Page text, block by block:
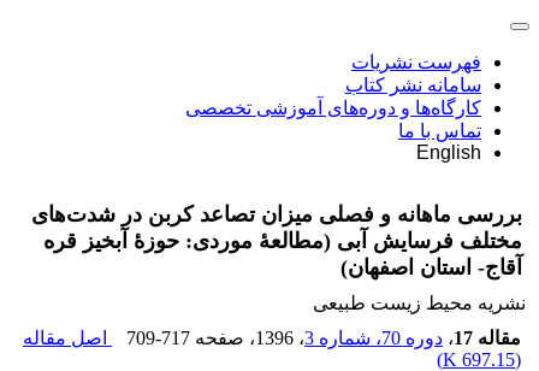
فهرست نشریات
سامانه نشر کتاب
کارگاه‌ها و دوره‌های آموزشی تخصصی
تماس با ما
English
بررسی ماهانه و فصلی میزان تصاعد کربن در شدت‌های
مختلف فرسایش آبی (مطالعۀ موردی: حوزۀ آبخیز قره
آقاج- استان اصفهان)
نشریه محیط زیست طبیعی
مقاله 17
، دوره 70، شماره 3 ، 1396 ، صفحه 709-717
اصل مقاله
(
697.15 K
)